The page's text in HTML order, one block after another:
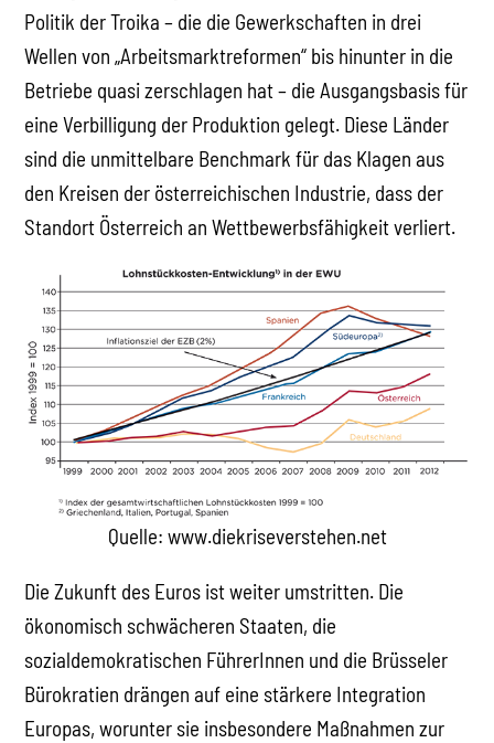
Politik der Troika – die die Gewerkschaften in drei
Wellen von „Arbeitsmarktreformen“ bis hinunter in die
Betriebe quasi zerschlagen hat – die Ausgangsbasis für
eine Verbilligung der Produktion gelegt. Diese Länder
sind die unmittelbare Benchmark für das Klagen aus
den Kreisen der österreichischen Industrie, dass der
Standort Österreich an Wettbewerbsfähigkeit verliert.
Quelle: www.diekriseverstehen.net
Die Zukunft des Euros ist weiter umstritten. Die
ökonomisch schwächeren Staaten, die
sozialdemokratischen FührerInnen und die Brüsseler
Bürokratien drängen auf eine stärkere Integration
Europas, worunter sie insbesondere Maßnahmen zur